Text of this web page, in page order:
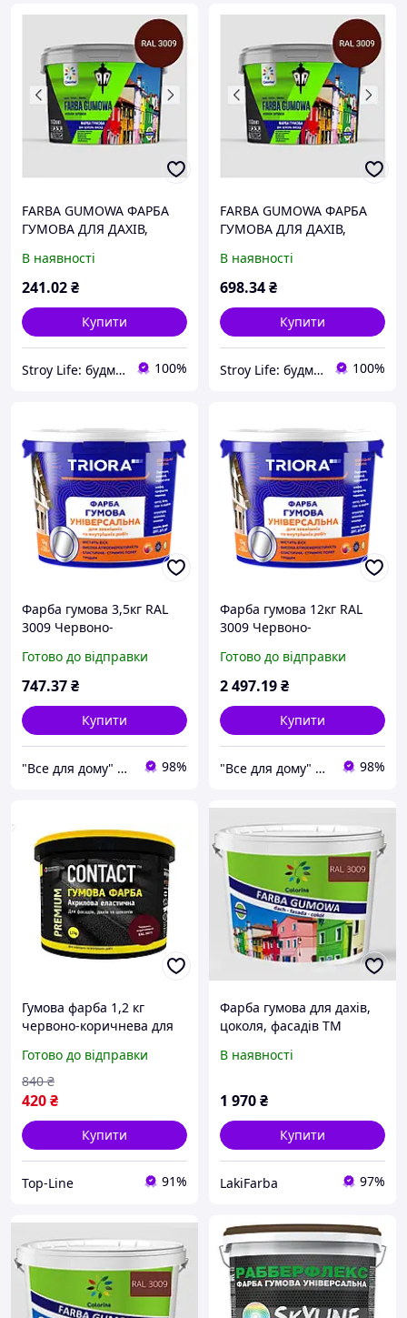
FARBA GUMOWA ФАРБА
ГУМОВА ДЛЯ ДАХІВ,
COLORINA Червоно-
коричнева 1,2 кг
В наявності
241.02₴
Купити
Stroy Life: будматеріали за доступними цінами 100%
FARBA GUMOWA ФАРБА
ГУМОВА ДЛЯ ДАХІВ,
COLORINA Червоно-
коричнева 3,6 кг
В наявності
698.34₴
Купити
Stroy Life: будматеріали за доступними цінами 100%
Фарба гумова 3,5кг RAL
3009 Червоно-
тріора| для даху криші
оцинковки фасаду
Готово до відправки
747.37₴
Купити
"Все для дому" мережа будівельно-господарських магазинів 98%
Фарба гумова 12кг RAL
3009 Червоно-
тріора| для даху криші
оцинковки фасаду
Готово до відправки
2 497.19₴
Купити
"Все для дому" мережа будівельно-господарських магазинів 98%
Гумова фарба 1,2 кг
червоно-коричнева для
фасадів від води
Готово до відправки
420₴
840 ₴
Купити
Top-Line 91%
Фарба гумова для дахів,
цоколя, фасадів ТМ
Червоно-Коричнева 12 кг
В наявності
1 970₴
Купити
LakiFarba 97%